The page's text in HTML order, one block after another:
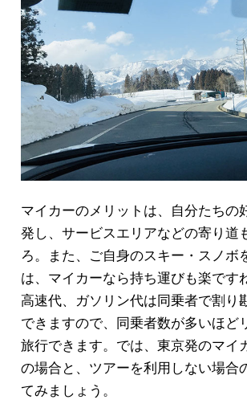
マイカーのメリットは、自分たちの
発し、サービスエリアなどの寄り道
ろ。また、ご自身のスキー・スノボ
は、マイカーなら持ち運びも楽です
高速代、ガソリン代は同乗者で割り
できますので、同乗者数が多いほど
旅行できます。では、東京発のマイ
の場合と、ツアーを利用しない場合
てみましょう。